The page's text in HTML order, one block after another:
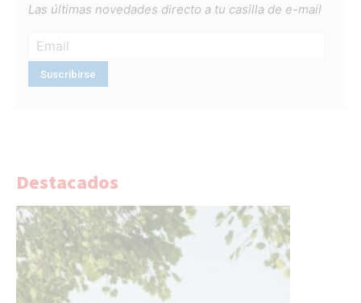
Las últimas novedades directo a tu casilla de e-mail
Destacados